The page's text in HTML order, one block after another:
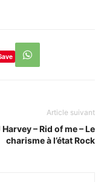
Article suivant
Harvey – Rid of me – Le
charisme à l’état Rock